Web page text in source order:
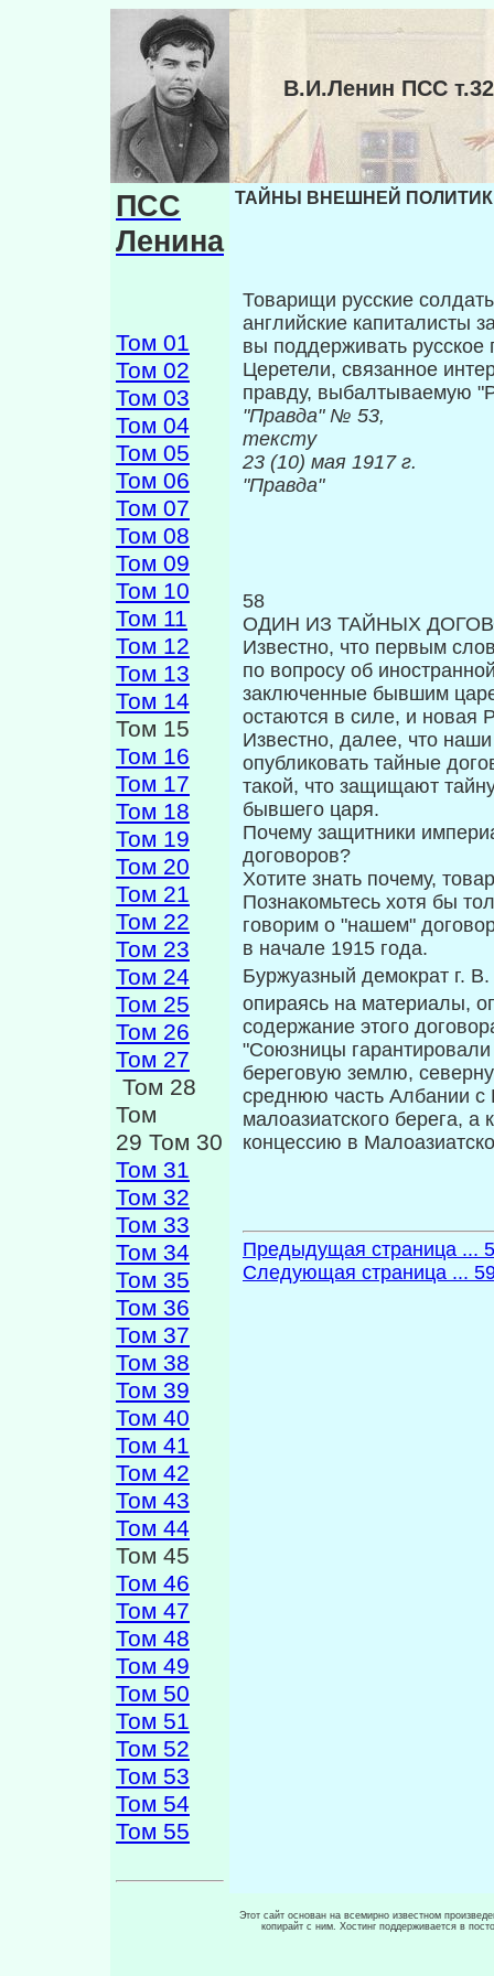
В.И.Ленин ПСС
ПСС
Ленина
Том 01
Том 02
Том 03
Том 04
Том 05
Том 06
Том 07
Том 08
Том 09
Том 10
Том 11
Том 12
Том 13
Том 14
Том 15
Том 16
Том 17
Том 18
Том 19
Том 20
Том 21
Том 22
Том 23
Том 24
Том 25
Том 26
Том 27
Том 28
Том
29 Том 30
Том 31
Том 32
Том 33
Том 34
Том 35
Том 36
Том 37
Том 38
Том 39
Том 40
Том 41
Том 42
Том 43
Том 44
Том 45
Том 46
Том 47
Том 48
Том 49
Том 50
Том 51
Том 52
Том 53
Том 54
Том 55
ТАЙНЫ ВНЕШНЕЙ
Товарищи русские
английские ка­питалисты
вы поддерживать
Церетели, связанное
правду, выбалтываемую
"Правда"
тексту
23 (10)
"Правда"
58
ОДИН ИЗ ТАЙНЫХ
Известно, что первым
по во­просу об
заключенные бывшим
остаются в силе, и новая
Известно, далее, что
опуб­ликовать тайные
такой, что защищают
бывшего царя.
Почему защитники
договоров?
Хотите знать почему,
Познакомьтесь хотя бы
говорим о "нашем"
в начале 1915 го­да.
Буржуазный демократ г.
опираясь на материалы,
содержание этого
"Союзницы
береговую землю,
среднюю часть Албании с
малоазиатского берега,
концессию в
Предыдущая страница ...
Следующая страница ...
Этот сайт основан на всемирно известном
копирайт с ним. Хостинг поддерживается в